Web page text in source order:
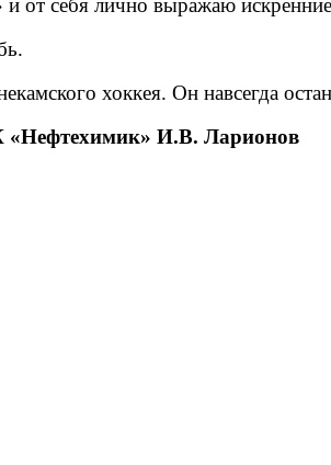
хоккея. Он навсегда
«Нефтехимик» И.В. Ларионов